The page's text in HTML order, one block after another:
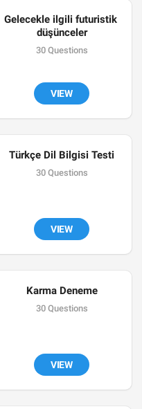
Gelecekle ilgili futuristik
düşünceler
30 Questions
VIEW
Türkçe Dil Bilgisi Testi
30 Questions
VIEW
Karma Deneme
30 Questions
VIEW